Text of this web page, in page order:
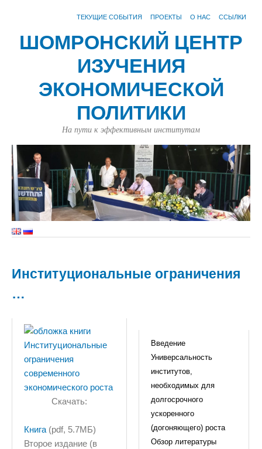
ТЕКУЩИЕ СОБЫТИЯ ПРОЕКТЫ О НАС ССЫЛКИ
ШОМРОНСКИЙ ЦЕНТР
ИЗУЧЕНИЯ
ЭКОНОМИЧЕСКОЙ
ПОЛИТИКИ
На пути к эффективным институтам
Институциональные ограничения
…
Скачать:
Книга (pdf, 5.7МБ)
Второе издание (в
Введение
Универсальность
институтов,
необходимых для
долгосрочного
ускоренного
(догоняющего) роста
Обзор литературы